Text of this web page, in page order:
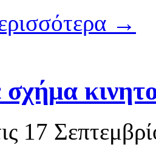
→
17